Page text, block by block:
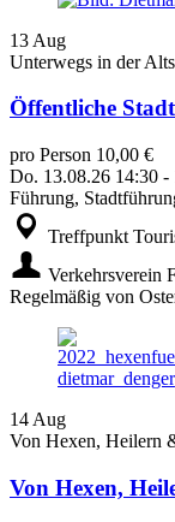
13 Aug
Unterwegs in der
Öffentliche
pro Person 10,00 €
Do. 13.08.26 14:30 -
Führung,
Treffpunkt
Verkehrsverein
Regelmäßig von
14 Aug
Von Hexen, Heilern
Von Hexen,